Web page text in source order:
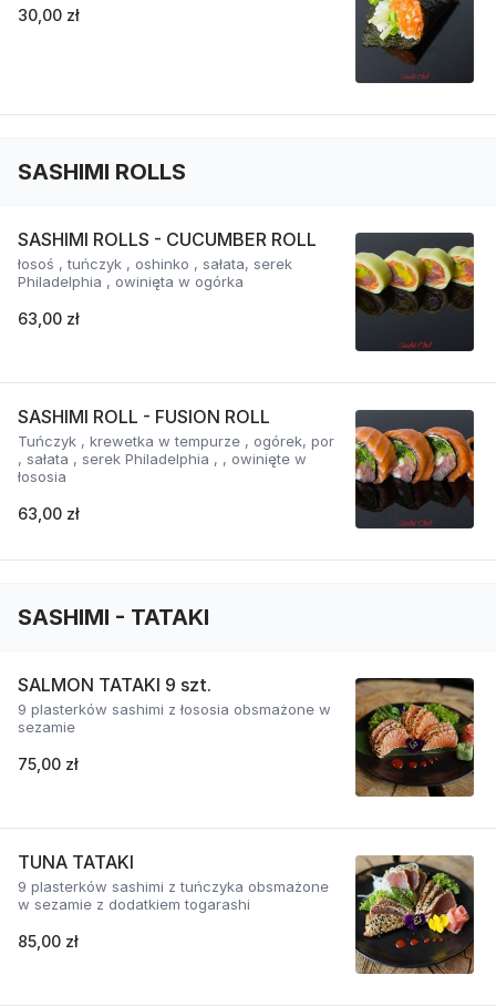
30,00 zł
SASHIMI ROLLS
SASHIMI ROLLS - CUCUMBER ROLL
łosoś , tuńczyk , oshinko , sałata, serek
Philadelphia , owinięta w ogórka
63,00 zł
SASHIMI ROLL - FUSION ROLL
Tuńczyk , krewetka w tempurze , ogórek, por
, sałata , serek Philadelphia , , owinięte w
łososia
63,00 zł
SASHIMI - TATAKI
SALMON TATAKI 9 szt.
9 plasterków sashimi z łososia obsmażone w
sezamie
75,00 zł
TUNA TATAKI
9 plasterków sashimi z tuńczyka obsmażone
w sezamie z dodatkiem togarashi
85,00 zł